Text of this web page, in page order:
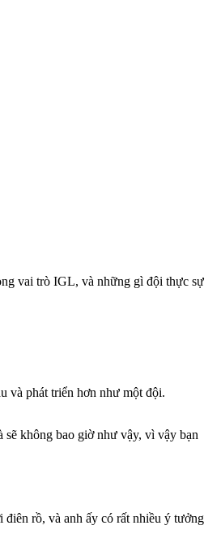
vai trò IGL, và những gì đội thực sự
và phát triển hơn như một đội.
không bao giờ như vậy, vì vậy bạn
rồ, và anh ấy có rất nhiều ý tưởng